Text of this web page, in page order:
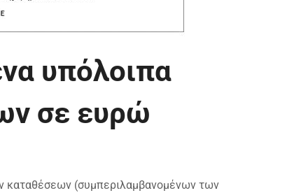
υπόλοιπα
σε ευρώ
καταθέσεων (συμπεριλαμβανομένων των